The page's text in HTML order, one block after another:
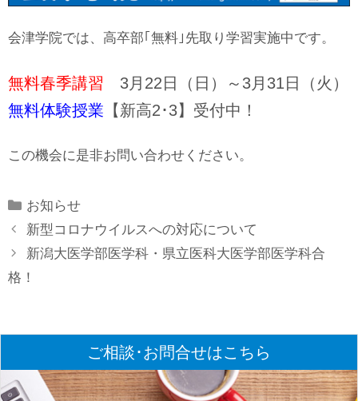
会津学院では、高卒部｢無料｣先取り学習実施中です。
無料春季講習 3月22日（日）～3月31日（火）
無料体験授業 【新高2･3】受付中！
この機会に是非お問い合わせください。
Categories
お知らせ
新型コロナウイルスへの対応について
新潟大医学部医学科・県立医科大医学部医学科合
格！
ご相談･お問合せはこちら